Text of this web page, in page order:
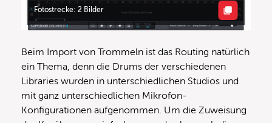
Fotostrecke: 2 Bilder
Beim Import von Trommeln ist das Routing natürlich
ein Thema, denn die Drums der verschiedenen
Libraries wurden in unterschiedlichen Studios und
mit ganz unterschiedlichen Mikrofon-
Konfigurationen aufgenommen. Um die Zuweisung